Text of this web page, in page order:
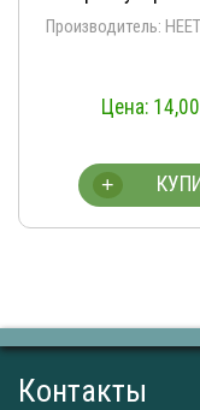
Производитель:
+
Контакты